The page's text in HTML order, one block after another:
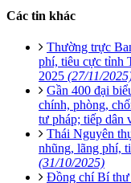
Các tin khác
Thường trực
phí, tiêu cực tỉnh
2025 (27/11/
Gần 400 đại
chính, phòng,
tư pháp; tiếp dân
Thái Nguyên
nhũng, lãng phí,
(31/10/2025)
Đồng chí Bí thư